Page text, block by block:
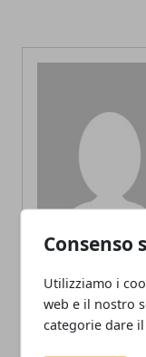
Consenso
Utilizziamo i
web e il nostro
categorie dare
ARTICOLI